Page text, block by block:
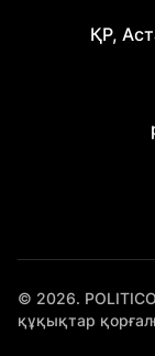
ҚР,
© 2026.
құқықтар